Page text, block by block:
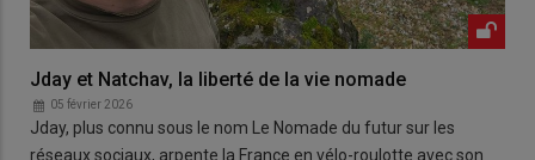
Jday et Natchav, la liberté de la vie nomade
05 février 2026
Jday, plus connu sous le nom Le Nomade du futur sur les
réseaux sociaux, arpente la France en vélo-roulotte avec son